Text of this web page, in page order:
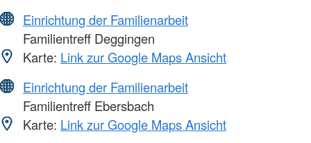
Einrichtung der Familienarbeit
Familientreff Deggingen
Karte: Link zur Google Maps Ansicht
Einrichtung der Familienarbeit
Familientreff Ebersbach
Karte: Link zur Google Maps Ansicht